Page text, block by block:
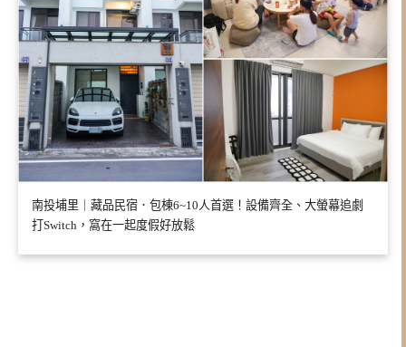
南投埔里｜藏品民宿．包棟6~10人首選！設備齊全、大螢幕追劇
打Switch，窩在一起度假好放鬆